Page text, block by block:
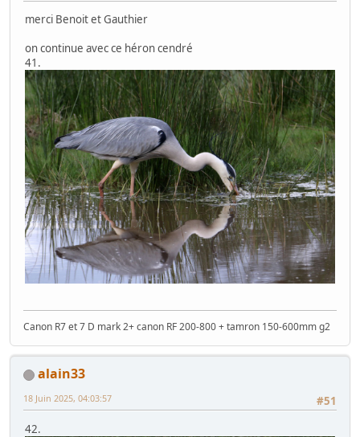
merci Benoit et Gauthier
on continue avec ce héron cendré
41.
Canon R7 et 7 D mark 2+ canon RF 200-800 + tamron 150-600mm g2
alain33
#51
18 Juin 2025, 04:03:57
42.